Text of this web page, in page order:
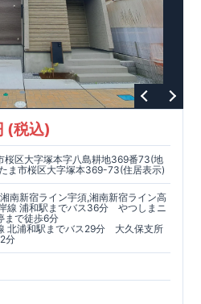
額の優遇、 固定資産税の減額期間
が受けられます。
築基準法の1.5倍の耐震性。 地震保
す。
中​ ​■完成済みにつき、​実際の
地にてご確認いただけます。 ​
み）
設サイトはこちら
bukken/60075018/
(税込)
桜区大字塚本字八島耕地369番73(地
ま市桜区大字塚本369-73(住居表示)
南新宿ライン宇須,湘南新宿ライン高
線 浦和駅までバス36分 やつしまニ
まで徒歩6分
北浦和駅までバス29分 大久保支所
分